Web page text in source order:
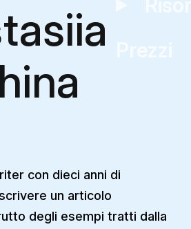
con dieci anni di
un articolo
degli esempi tratti dalla